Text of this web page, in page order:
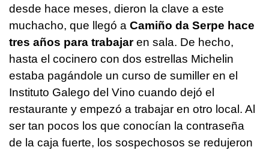
desde hace meses, dieron la clave a este
muchacho, que llegó a Camiño da Serpe hace
tres años para trabajaren sala. De hecho,
hasta el cocinero con dos estrellas Michelin
estaba pagándole un curso de sumiller en el
Instituto Galego del Vino cuando dejó el
restaurante y empezó a trabajar en otro local. Al
ser tan pocos los que conocían la contraseña
de la caja fuerte, los sospechosos se redujeron